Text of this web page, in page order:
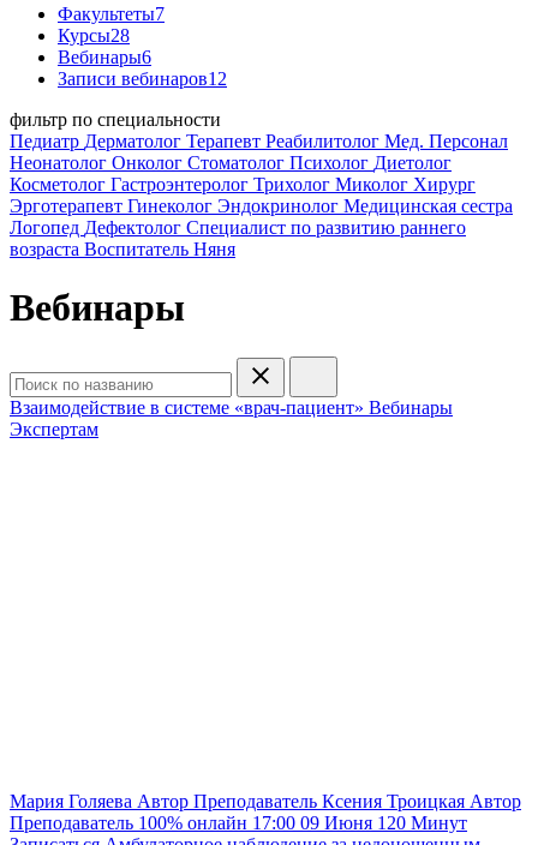
Факультеты7
Курсы28
Вебинары6
Записи вебинаров12
фильтр по специальности
Педиатр Дерматолог Терапевт Реабилитолог Мед. Персонал
Неонатолог Онколог Стоматолог Психолог Диетолог
Косметолог Гастроэнтеролог Трихолог Миколог Хирург
Эрготерапевт Гинеколог Эндокринолог Медицинская сестра
Логопед Дефектолог Специалист по развитию раннего
возраста Воспитатель Няня
Вебинары
Взаимодействие в системе «врач-пациент» Вебинары
Экспертам
Мария Голяева Автор Преподаватель Ксения Троицкая Автор
Преподаватель 100% онлайн 17:00 09 Июня 120 Минут